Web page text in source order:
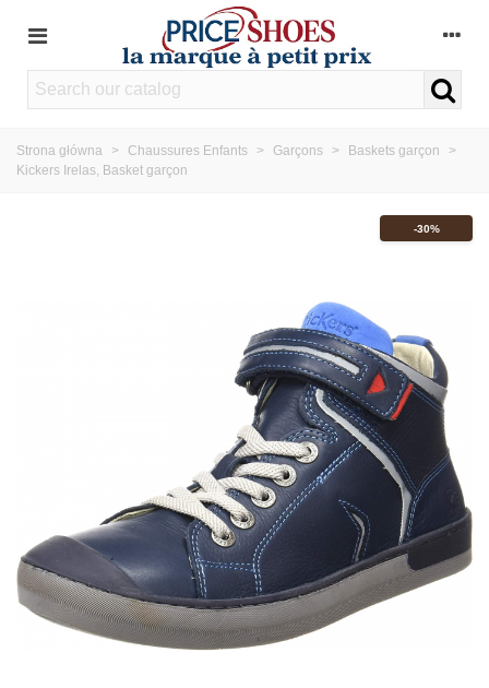
Strona główna > Chaussures Enfants > Garçons > Baskets garçon
>
Kickers Irelas, Basket garçon
-30%